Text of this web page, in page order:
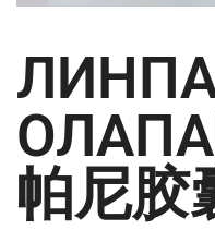
帕尼胶